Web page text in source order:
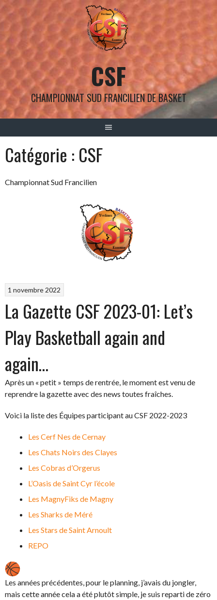
Aller
au
CSF
CHAMPIONNAT SUD FRANCILIEN DE BASKET
Catégorie : CSF
Championnat Sud Francilien
1 novembre 2022
La Gazette CSF 2023-01: Let’s
Play Basketball again and
again…
Après un « petit » temps de rentrée, le moment est venu de
reprendre la gazette avec des news toutes fraîches.
Voici la liste des Équipes participant au CSF 2022-2023
Les Cerf Nes de Cernay
Les Chats Noirs des Clayes
Les Cobras d’Orgerus
L’Oasis de Saint Cyr l’école
Les MagnyFiks de Magny
Les Sharks de Méré
Les Stars de Saint Arnoult
REPO
Les années précédentes, pour le planning, j’avais du jongler,
mais cette année cela a été plutôt simple, je suis reparti de zéro